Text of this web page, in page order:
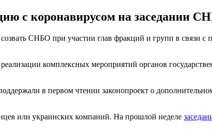
с коронавирусом на заседании
СНБО при участии глав фракций и групп в связи с
комплексных мероприятий органов
в первом чтении законопроект о
или украинских компаний. На прошлой неделе